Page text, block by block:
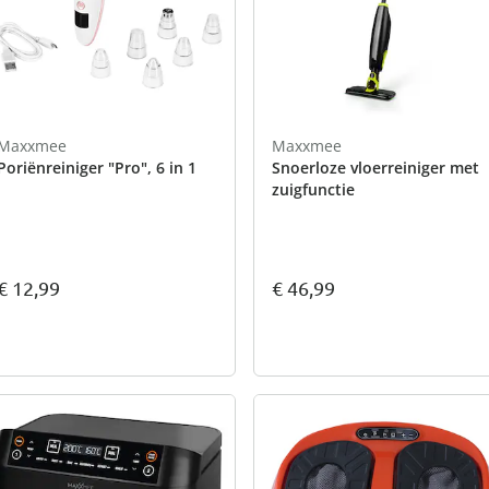
&
nu
"Pro", 6 in 1
12,99
Maxxmee
Snoerloze vloerreiniger met
zuigfunctie
€ 46,99